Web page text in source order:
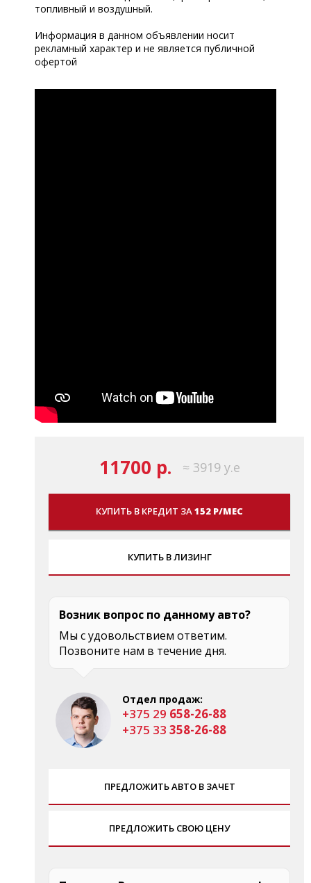
топливный и воздушный.
Информация в данном объявлении носит
рекламный характер и не является публичной
офертой
11700 р. ≈ 3919 у.е
КУПИТЬ В КРЕДИТ ЗА152 Р/МЕС
КУПИТЬ В ЛИЗИНГ
Возник вопрос по данному авто?
Мы с удовольствием ответим.
Позвоните нам в течение дня.
Отдел продаж:
+375 29 658-26-88
+375 33 358-26-88
ПРЕДЛОЖИТЬ АВТО В ЗАЧЕТ
ПРЕДЛОЖИТЬ СВОЮ ЦЕНУ